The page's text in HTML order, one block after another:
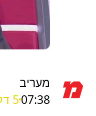
מעריב
07:385 דקות